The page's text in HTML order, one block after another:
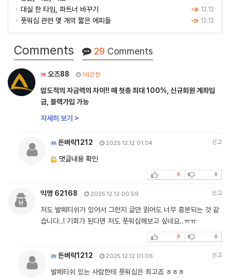
+58 12.12
대실 한 타임, 파트너 바꾸기
+29 12.12
풋워십 관련 몇 개의 짧은 에피들
Comments 29 Comments
오즈88 1시간전
압도적의 자금력의 차이!! 매 첫충 최대 100%, 신규회원 계좌입
금, 블랙가입 가능
자세히 보기 >
돈벼락1212 2025.12.12 01:04 신고
댓글내용 확인
0 0
익명 62168 2025.12.12 00:59 신고
저도 발페티쉬가 있어서 그런지 글만 읽어도 너무 흥분되는 것 같
습니다..! 기회가 된다면 저도 풋워십해보고 싶네요..ㅠㅠ
0 0
돈벼락1212 2025.12.12 01:06 신고
발페티쉬 있는 사람한테 풋워십은 최고죠 ㅎㅎㅎ